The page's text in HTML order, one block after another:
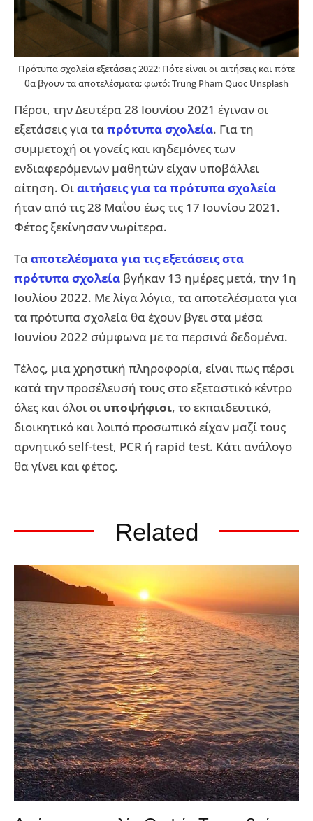
Πρότυπα σχολεία εξετάσεις 2022: Πότε είναι οι αιτήσεις και πότε
θα βγουν τα αποτελέσματα; φωτό: Trung Pham Quoc Unsplash
Πέρσι, την Δευτέρα 28 Ιουνίου 2021 έγιναν οι
εξετάσεις για ταπρότυπα σχολεία. Για τη
συμμετοχή οι γονείς και κηδεμόνες των
ενδιαφερόμενων μαθητών είχαν υποβάλλει
αίτηση. Οιαιτήσεις για τα πρότυπα σχολεία
ήταν από τις 28 Μαΐου έως τις 17 Ιουνίου 2021.
Φέτος ξεκίνησαν νωρίτερα.
Τααποτελέσματα για τις εξετάσεις στα
πρότυπα σχολεία βγήκαν 13 ημέρες μετά, την 1η
Ιουλίου 2022. Με λίγα λόγια, τα αποτελέσματα για
τα πρότυπα σχολεία θα έχουν βγει στα μέσα
Ιουνίου 2022 σύμφωνα με τα περσινά δεδομένα.
Τέλος, μια χρηστική πληροφορία, είναι πως πέρσι
κατά την προσέλευσή τους στο εξεταστικό κέντρο
όλες και όλοι οι υποψήφιοι, το εκπαιδευτικό,
διοικητικό και λοιπό προσωπικό είχαν μαζί τους
αρνητικό self-test, PCR ή rapid test. Κάτι ανάλογο
θα γίνει και φέτος.
Related